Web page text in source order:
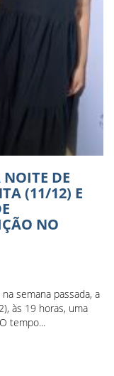
DE
(11/12) E
NO
semana passada, a
às 19 horas, uma
tempo...